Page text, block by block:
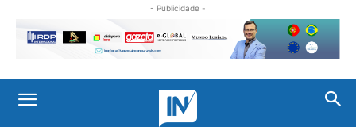
- Publicidade -